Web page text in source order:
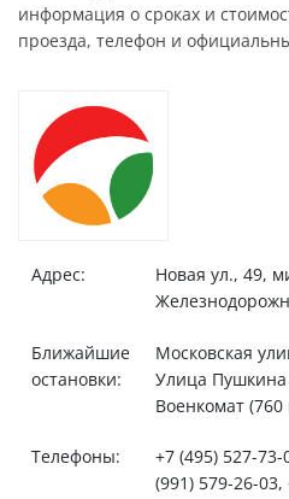
информация о сроках и
проезда, телефон и
Адрес:
Новая ул., 49,
Ближайшие
остановки:
Московская
Улица Пушкина
Военкомат (760
Телефоны:
+7 (495) 527-
(991) 579-26-03,